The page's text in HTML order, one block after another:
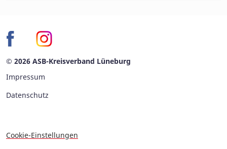
© 2026 ASB-Kreisverband Lüneburg
Impressum
Datenschutz
Cookie-Einstellungen